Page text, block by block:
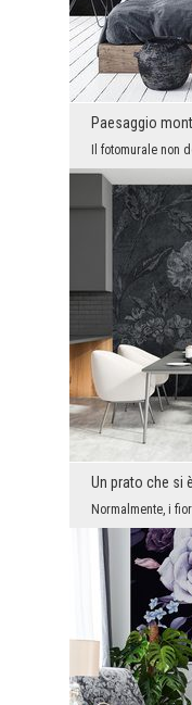
Paesaggio
Un prato che si